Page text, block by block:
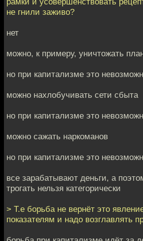
не гнили заживо?
нет
можно, к примеру, уничтожать
но при капитализме это
можно нахлобучивать сети сбыта
но при капитализме это
можно сажать наркоманов
но при капитализме это
все зарабатывают деньги, а
трогать нельзя категорически
> Т.е борьба не вернёт это
показателям и надо возглавлять